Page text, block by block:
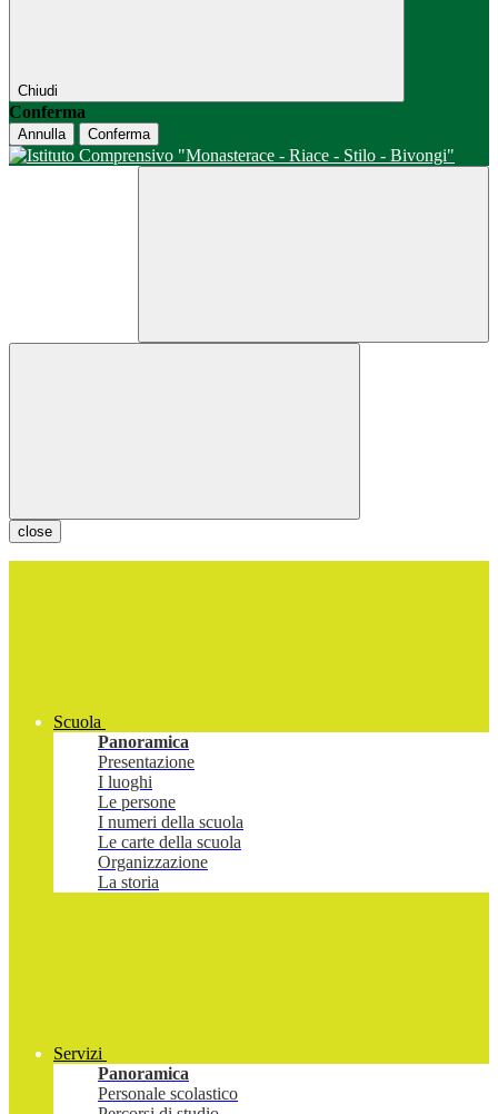
Chiudi
Conferma
Annulla Conferma
close
Scuola
Panoramica
Presentazione
I luoghi
Le persone
I numeri della scuola
Le carte della scuola
Organizzazione
La storia
Servizi
Panoramica
Personale scolastico